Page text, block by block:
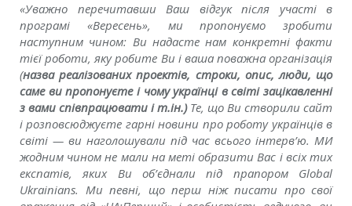
«Уважно перечитавши Ваш відгук після участі в
програмі «Вересень», ми пропонуємо зробити
наступним чином: Ви надасте нам конкретні факти
тієї роботи, яку робите Ви і ваша поважна організація
(назва реалізованих проектів, строки, опис, люди, що
саме ви пропонуєте і чому українці в світі зацікавленні
з вами співпрацювати і т.ін.)Те, що Ви створили сайт
і розповсюджуєте гарні новини про роботу українців в
світі — ви наголошували під час всього інтерв’ю. МИ
жодним чином не мали на меті образити Вас і всіх тих
експатів, яких Ви об’єднали під прапором Global
Ukrainians. Ми певні, що перш ніж писати про свої